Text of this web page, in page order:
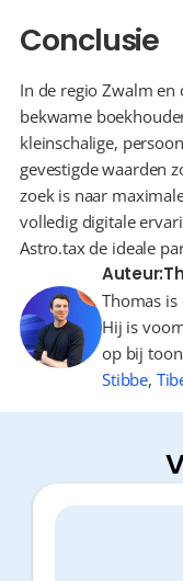
Conclusie
In de regio Zwalm
bekwame
kleinschalige,
gevestigde waarden
zoek is naar
volledig digitale
Astro.tax de ideale
Auteur:
Thomas is
Hij is
op bij
Stibbe,